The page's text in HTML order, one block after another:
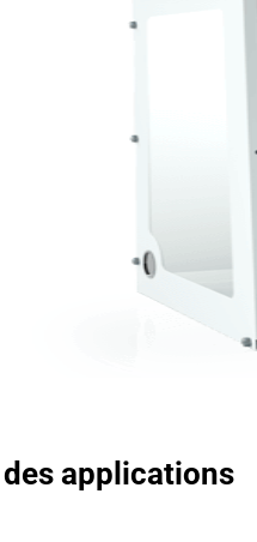
applications